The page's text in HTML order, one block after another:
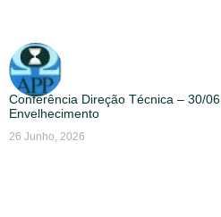
Conferência Direção Técnica – 30/
Envelhecimento
26 Junho, 2026